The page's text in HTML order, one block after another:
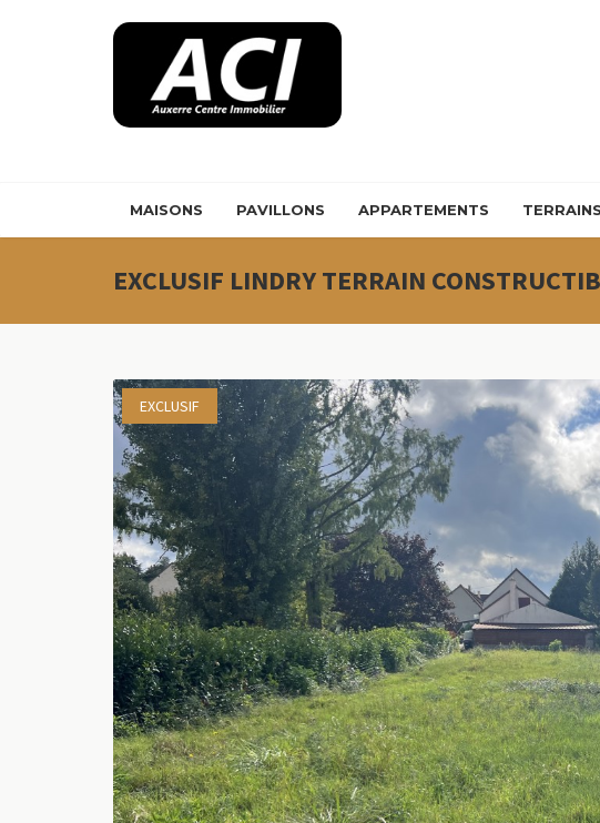
MAISONS PAVILLONS APPARTEMENTS TERRAINS
EXCLUSIF LINDRY TERRAIN
EXCLUSIF